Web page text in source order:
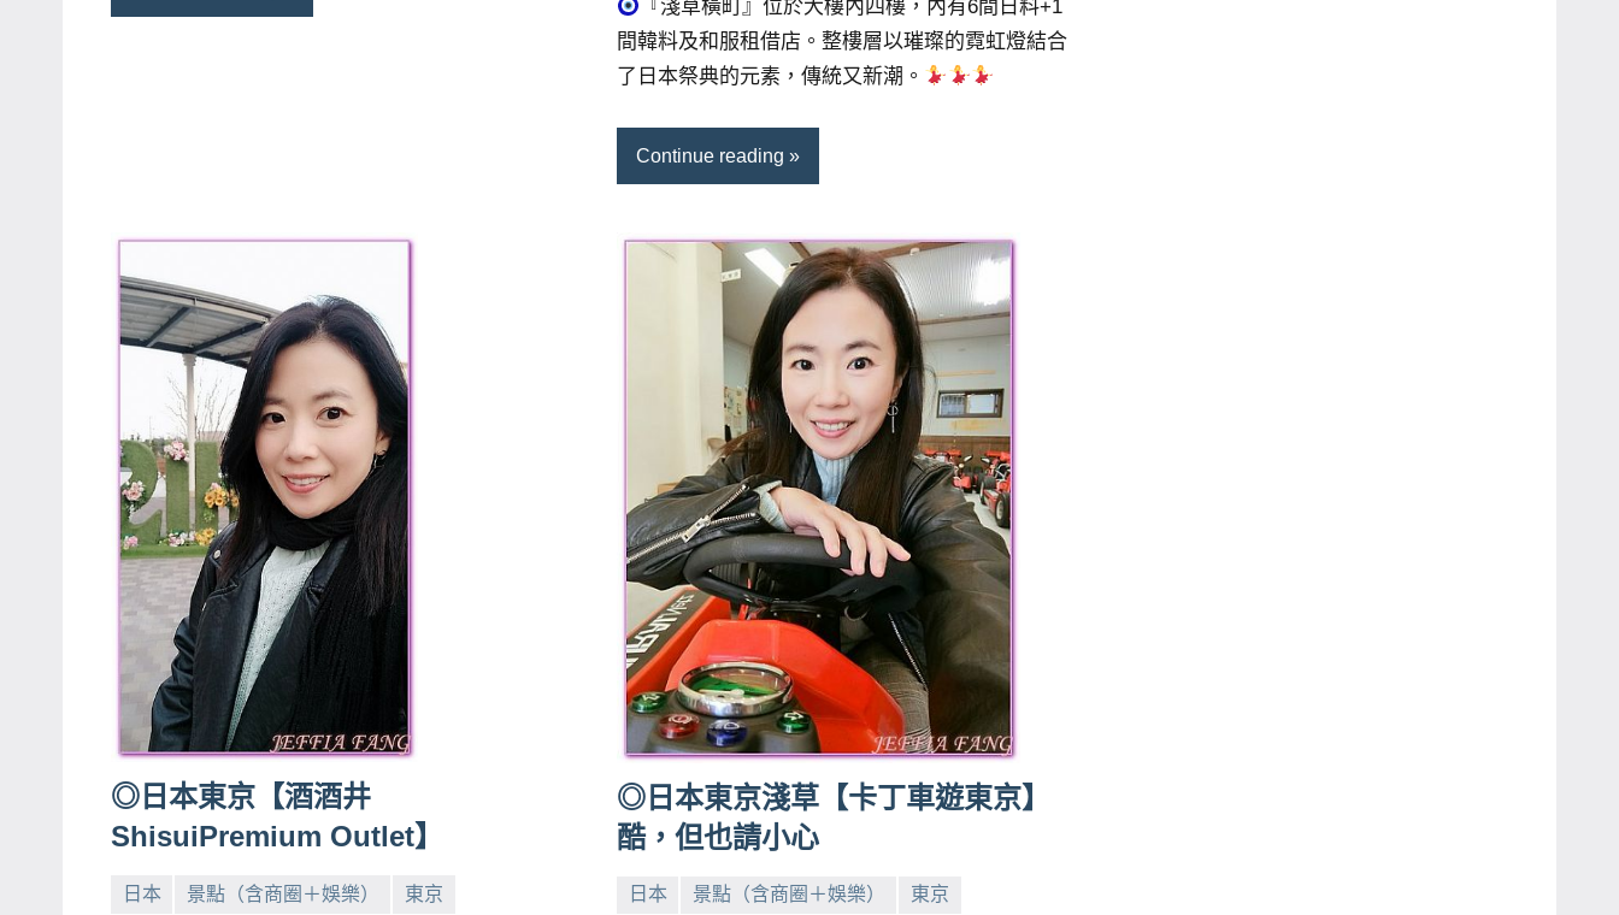
主
遊
書
發
表
會
及
動
持、
學
校
企
業
座、
『淺草橫町』位於大樓內四樓，內有6間日料+1
間韓料及和服租借店。整樓層以璀璨的霓虹燈結合
了日本祭典的元素，傳統又新潮。
Continue reading
◎日本東京【酒酒井
ShisuiPremium Outlet】
日本 景點（含商圈＋娛樂）
東京
◎日本東京淺草【卡丁車遊東京】
酷，但也請小心
日本 景點（含商圈＋娛樂）
東京